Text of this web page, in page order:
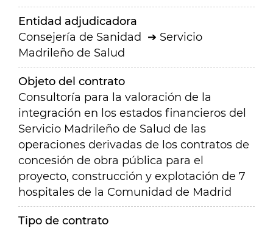
Entidad adjudicadora
Consejería de Sanidad
Servicio
Madrileño de Salud
Objeto del contrato
Consultoría para la valoración de la
integración en los estados financieros del
Servicio Madrileño de Salud de las
operaciones derivadas de los contratos de
concesión de obra pública para el
proyecto, construcción y explotación de 7
hospitales de la Comunidad de Madrid
Tipo de contrato